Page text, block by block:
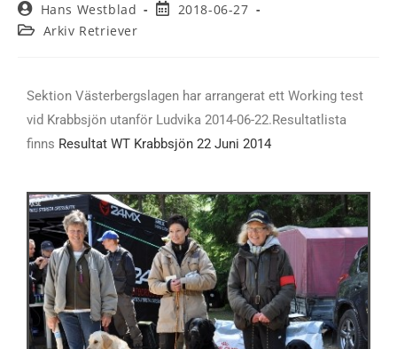
Hans Westblad
2018-06-27
Arkiv Retriever
Sektion Västerbergslagen har arrangerat ett Working test
vid Krabbsjön utanför Ludvika 2014-06-22.Resultatlista
finns Resultat WT Krabbsjön 22 Juni 2014